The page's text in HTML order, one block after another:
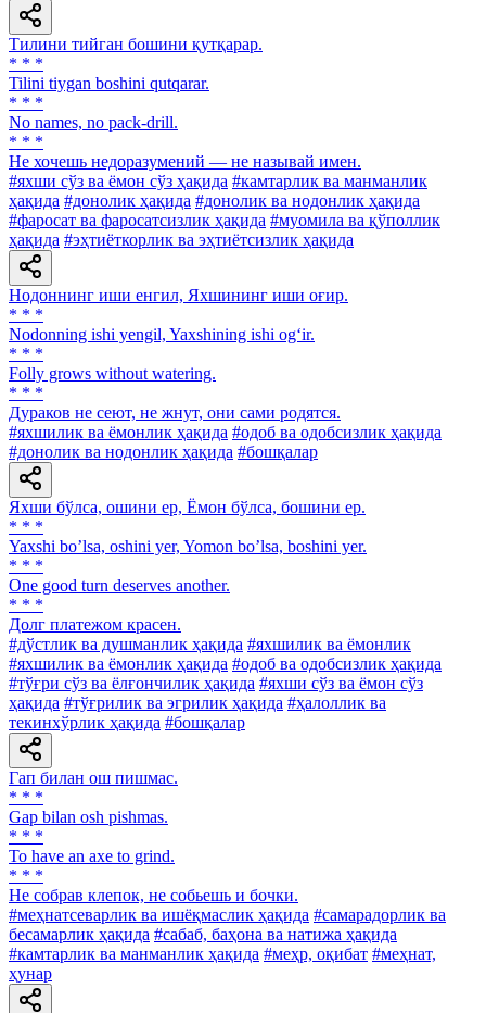
Тилини тийган бошини қутқарар.
* * *
Tilini tiygan boshini qutqarar.
* * *
No names, no pack-drill.
* * *
He хочешь недоразумений — не называй имен.
#яхши сўз ва ёмон сўз ҳақида #камтарлик ва манманлик
ҳақида #донолик ҳақида #донолик ва нодонлик ҳақида
#фаросат ва фаросатсизлик ҳақида #муомила ва қўполлик
ҳақида #эҳтиёткорлик ва эҳтиётсизлик ҳақида
Нодоннинг иши енгил, Яхшининг иши оғир.
* * *
Nodonning ishi yengil, Yaxshining ishi og‘ir.
* * *
Folly grows without watering.
* * *
Дураков не сеют, не жнут, они сами родятся.
#яхшилик ва ёмонлик ҳақида #одоб ва одобсизлик ҳақида
#донолик ва нодонлик ҳақида #бошқалар
Яхши бўлса, ошини ер, Ёмон бўлса, бошини ер.
* * *
Yaxshi boʼlsa, oshini yer, Yomon boʼlsa, boshini yer.
* * *
One good turn deserves another.
* * *
Долг платежом красен.
#дўстлик ва душманлик ҳақида #яхшилик ва ёмонлик
#яхшилик ва ёмонлик ҳақида #одоб ва одобсизлик ҳақида
#тўғри сўз ва ёлғончилик ҳақида #яхши сўз ва ёмон сўз
ҳақида #тўғрилик ва эгрилик ҳақида #ҳалоллик ва
текинхўрлик ҳақида #бошқалар
Гап билан ош пишмас.
* * *
Gap bilan osh pishmas.
* * *
To have an axe to grind.
* * *
He собрав клепок, не собьешь и бочки.
#меҳнатсеварлик ва ишёқмаслик ҳақида #самарадорлик ва
бесамарлик ҳақида #сабаб, баҳона ва натижа ҳақида
#камтарлик ва манманлик ҳақида #меҳр, оқибат #меҳнат,
ҳунар